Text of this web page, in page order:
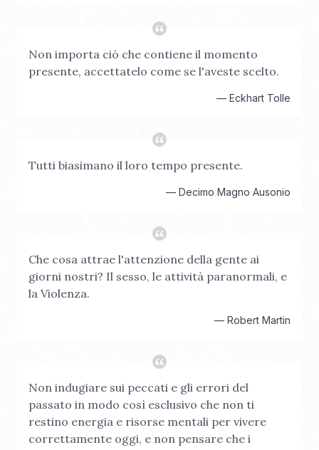
Non importa ciò che contiene il momento
presente, accettatelo come se l'aveste scelto.
— Eckhart Tolle
Tutti biasimano il loro tempo presente.
— Decimo Magno Ausonio
Che cosa attrae l'attenzione della gente ai
giorni nostri? Il sesso, le attività paranormali, e
la Violenza.
— Robert Martin
Non indugiare sui peccati e gli errori del
passato in modo così esclusivo che non ti
restino energia e risorse mentali per vivere
correttamente oggi, e non pensare che i